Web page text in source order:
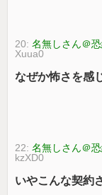
20:名無しさん＠
Xuua0
なぜか怖さを感
22:名無しさん＠
kzXD0
いやこんな契約